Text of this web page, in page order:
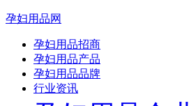
孕妇用品网
孕妇用品招商
孕妇用品产品
孕妇用品品牌
行业资讯